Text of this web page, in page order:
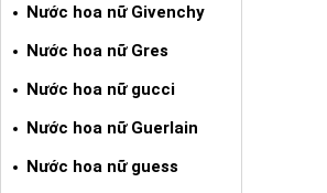
Nước hoa nữ Givenchy
Nước hoa nữ Gres
Nước hoa nữ gucci
Nước hoa nữ Guerlain
Nước hoa nữ guess